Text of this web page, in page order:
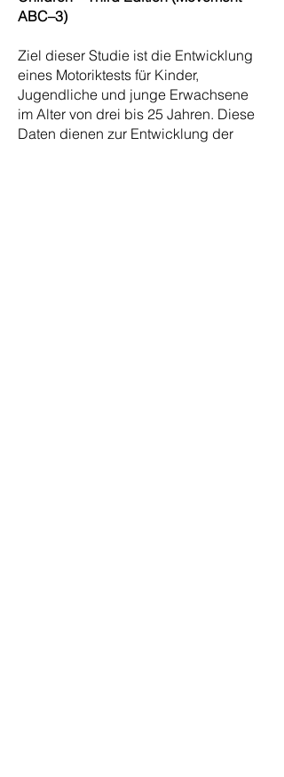
ABC–3)
Ziel dieser Studie ist die Entwicklung
eines Motoriktests für Kinder,
Jugendliche und junge Erwachsene
im Alter von drei bis 25 Jahren. Diese
Daten dienen zur Entwicklung der